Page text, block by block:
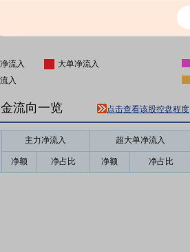
流入
大单净流入
入
流向一览 点击查看该股控盘程度
主力净流入 超大单净流入
净额 净占比 净额 净占比